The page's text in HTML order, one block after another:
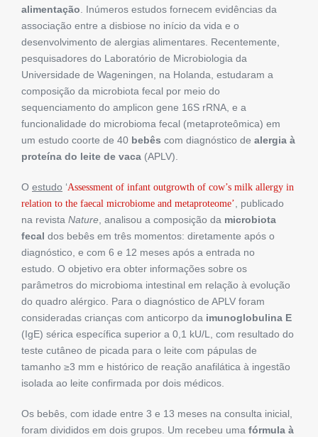
alimentação. Inúmeros estudos fornecem evidências da
associação entre a disbiose no início da vida e o
desenvolvimento de alergias alimentares. Recentemente,
pesquisadores do Laboratório de Microbiologia da
Universidade de Wageningen, na Holanda, estudaram a
composição da microbiota fecal por meio do
sequenciamento do amplicon gene 16S rRNA, e a
funcionalidade do microbioma fecal (metaproteômica) em
um estudo coorte de 40 bebês com diagnóstico de alergia à
proteína do leite de vaca (APLV).
O estudo ‘Assessment of infant outgrowth of cow’s milk allergy in
relation to the faecal microbiome and metaproteome’, publicado
na revista Nature, analisou a composição da microbiota
fecal dos bebês em três momentos: diretamente após o
diagnóstico, e com 6 e 12 meses após a entrada no
estudo. O objetivo era obter informações sobre os
parâmetros do microbioma intestinal em relação à evolução
do quadro alérgico. Para o diagnóstico de APLV foram
consideradas crianças com anticorpo da imunoglobulina E
(IgE) sérica específica superior a 0,1 kU/L, com resultado do
teste cutâneo de picada para o leite com pápulas de
tamanho ≥3 mm e histórico de reação anafilática à ingestão
isolada ao leite confirmada por dois médicos.
Os bebês, com idade entre 3 e 13 meses na consulta inicial,
foram divididos em dois grupos. Um recebeu uma fórmula à